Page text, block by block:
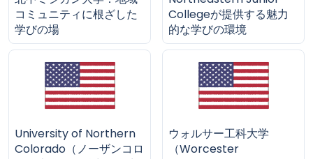
コミュニティに根ざした
学びの場
Collegeが提供する魅力
的な学びの環境
University of Northern
Colorado（ノーザンコロ
ウォルサー工科大学
（Worcester